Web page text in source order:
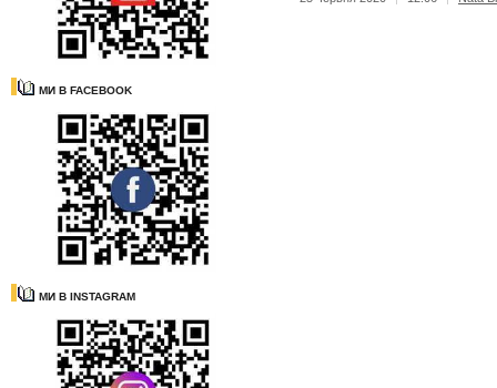
МИ В FACEBOOK
МИ В INSTAGRAM